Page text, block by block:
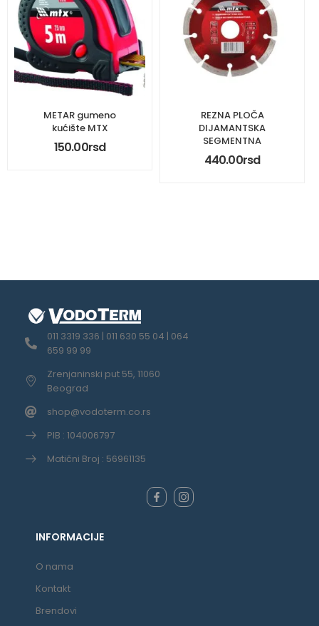
METAR gumeno
kućište MTX
150.00rsd
REZNA PLOČA
DIJAMANTSKA
SEGMENTNA
440.00rsd
011 3319 336 | 011 630 55 04 | 064
659 99 99
Zrenjaninski put 55, 11060
Beograd
shop@vodoterm.co.rs
PIB : 104006797
Matični Broj : 56961135
INFORMACIJE
O nama
Kontakt
Brendovi